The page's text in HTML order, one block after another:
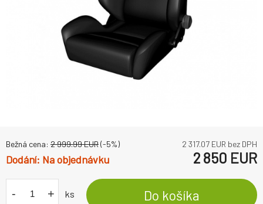
Bežná cena: 2 999.99EUR(-5%) 2 317.07 EUR bez DPH
Na objednávku 2 850 EUR
- + ks Do košíka